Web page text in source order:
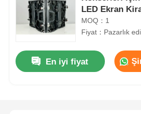
Ana Sayfa
Videolar
LED Ekran
MOQ：1
Fiyat：Pazarlık
En iyi fiyat